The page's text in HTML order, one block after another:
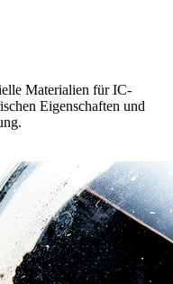
Materialien für IC-
Eigenschaften und